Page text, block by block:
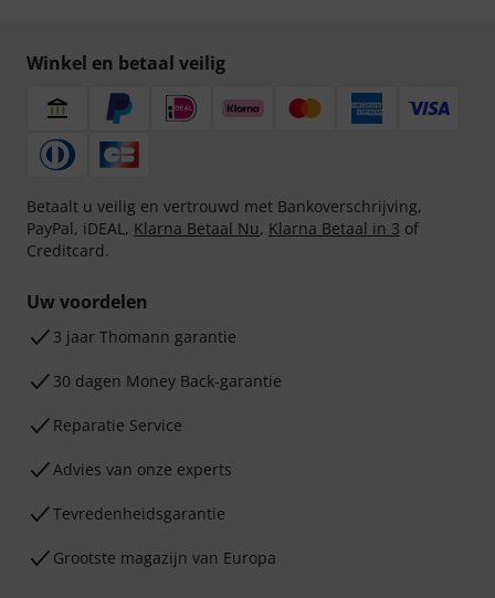
Winkel en betaal veilig
Betaalt u veilig en vertrouwd met Bankoverschrijving,
PayPal, iDEAL, Klarna Betaal Nu, Klarna Betaal in 3 of
Creditcard.
Uw voordelen
3 jaar Thomann garantie
30 dagen Money Back-garantie
Reparatie Service
Advies van onze experts
Tevredenheidsgarantie
Grootste magazijn van Europa